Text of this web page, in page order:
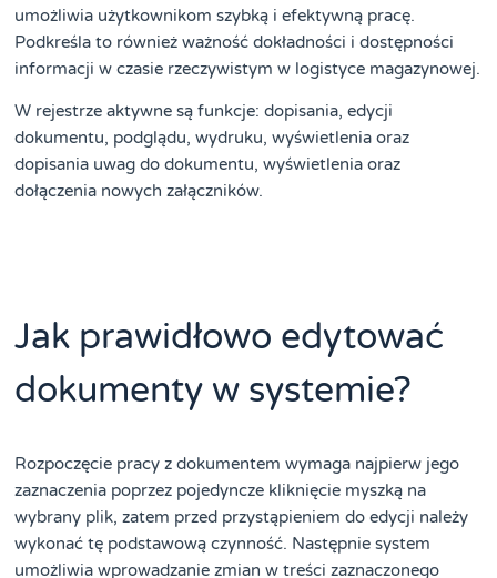
umożliwia użytkownikom szybką i efektywną pracę.
Podkreśla to również ważność dokładności i dostępności
informacji w czasie rzeczywistym w logistyce magazynowej.
W rejestrze aktywne są funkcje: dopisania, edycji
dokumentu, podglądu, wydruku, wyświetlenia oraz
dopisania uwag do dokumentu, wyświetlenia oraz
dołączenia nowych załączników.
Jak prawidłowo edytować
dokumenty w systemie?
Rozpoczęcie pracy z dokumentem wymaga najpierw jego
zaznaczenia poprzez pojedyncze kliknięcie myszką na
wybrany plik, zatem przed przystąpieniem do edycji należy
wykonać tę podstawową czynność. Następnie system
umożliwia wprowadzanie zmian w treści zaznaczonego